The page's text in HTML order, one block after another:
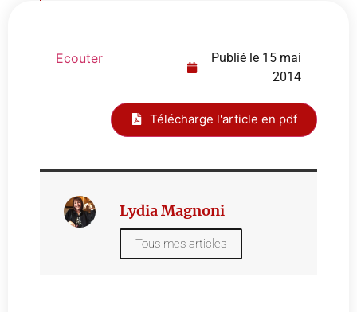
Ecouter Publié le 15 mai
2014
Télécharge l'article en pdf
Lydia Magnoni
Tous mes articles